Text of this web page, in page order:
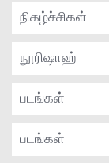
நிகழ்ச்சிகள்
நூரிஷாஹ்
படங்கள்
படங்கள்